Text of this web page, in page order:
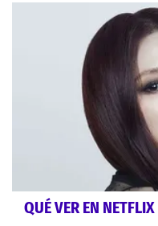
QUÉ VER EN NETFLIX